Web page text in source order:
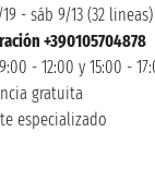
- sáb 9/13 (32 lineas)
+390105704878
- 12:00 y 15:00 -
gratuita
especializado